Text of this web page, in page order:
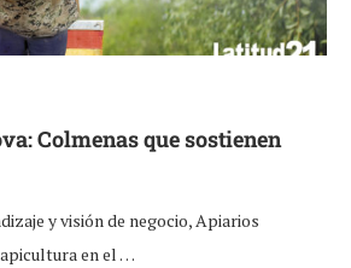
Colmenas que sostienen
y visión de negocio, Apiarios
en el …